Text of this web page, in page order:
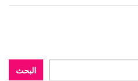
البحث